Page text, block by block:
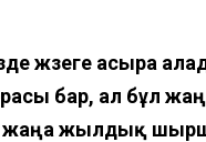
жүзеге асыра
бар, ал бұл
жаңа жылдық